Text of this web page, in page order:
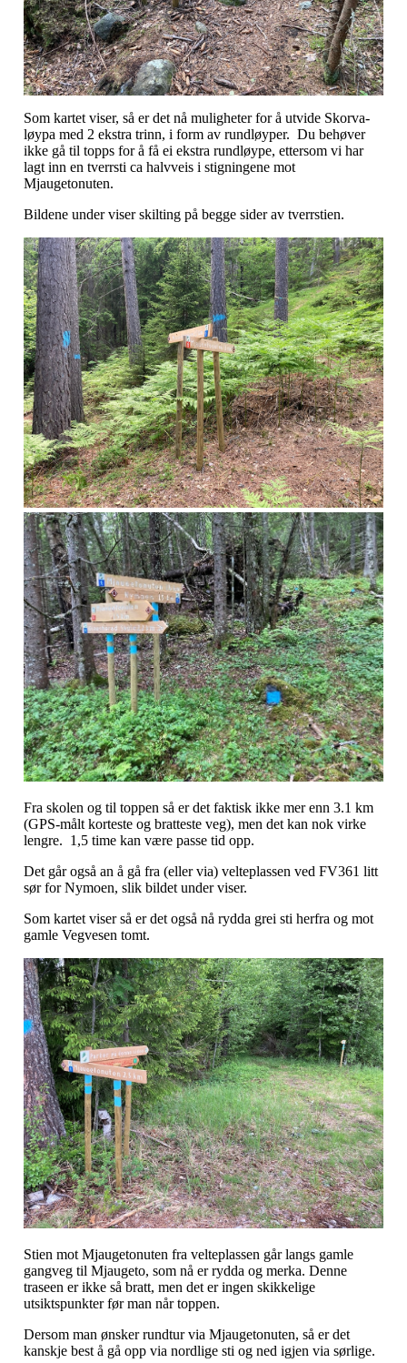
Som kartet viser, så er det nå muligheter for å utvide Skorva-
løypa med 2 ekstra trinn, i form av rundløyper. Du behøver
ikke gå til topps for å få ei ekstra rundløype, ettersom vi har
lagt inn en tverrsti ca halvveis i stigningene mot
Mjaugetonuten.
Bildene under viser skilting på begge sider av tverrstien.
Fra skolen og til toppen så er det faktisk ikke mer enn 3.1 km
(GPS-målt korteste og bratteste veg), men det kan nok virke
lengre. 1,5 time kan være passe tid opp.
Det går også an å gå fra (eller via) velteplassen ved FV361 litt
sør for Nymoen, slik bildet under viser.
Som kartet viser så er det også nå rydda grei sti herfra og mot
gamle Vegvesen tomt.
Stien mot Mjaugetonuten fra velteplassen går langs gamle
gangveg til Mjaugeto, som nå er rydda og merka. Denne
traseen er ikke så bratt, men det er ingen skikkelige
utsiktspunkter før man når toppen.
Dersom man ønsker rundtur via Mjaugetonuten, så er det
kanskje best å gå opp via nordlige sti og ned igjen via sørlige.